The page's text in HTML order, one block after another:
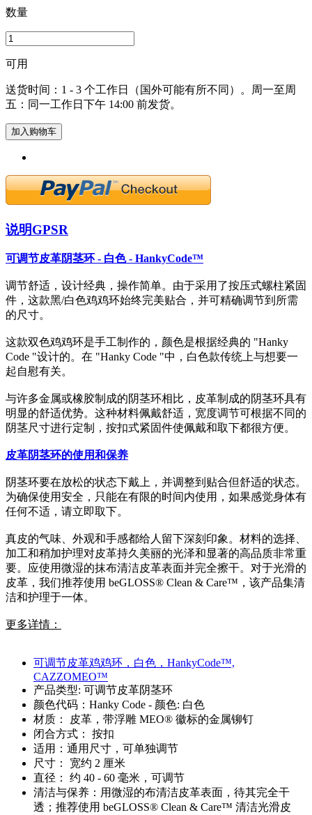
数量
可用
送货时间：1 - 3 个工作日（国外可能有所不同）。周一至周
五：同一工作日下午 14:00 前发货。
加入购物车
说明GPSR
可调节皮革阴茎环 - 白色 - HankyCode™
调节舒适，设计经典，操作简单。由于采用了按压式螺柱紧固
件，这款黑/白色鸡鸡环始终完美贴合，并可精确调节到所需
的尺寸。
这款双色鸡鸡环是手工制作的，颜色是根据经典的 "Hanky
Code "设计的。在 "Hanky Code "中，白色款传统上与想要一
起自慰有关。
与许多金属或橡胶制成的阴茎环相比，皮革制成的阴茎环具有
明显的舒适优势。这种材料佩戴舒适，宽度调节可根据不同的
阴茎尺寸进行定制，按扣式紧固件使佩戴和取下都很方便。
皮革阴茎环的使用和保养
阴茎环要在放松的状态下戴上，并调整到贴合但舒适的状态。
为确保使用安全，只能在有限的时间内使用，如果感觉身体有
任何不适，请立即取下。
真皮的气味、外观和手感都给人留下深刻印象。材料的选择、
加工和稍加护理对皮革持久美丽的光泽和显著的高品质非常重
要。应使用微湿的抹布清洁皮革表面并完全擦干。对于光滑的
皮革，我们推荐使用 beGLOSS® Clean & Care™，该产品集清
洁和护理于一体。
更多详情：
可调节皮革鸡鸡环，白色，HankyCode™,
CAZZOMEO™
产品类型: 可调节皮革阴茎环
颜色代码：Hanky Code - 颜色: 白色
材质： 皮革，带浮雕 MEO® 徽标的金属铆钉
闭合方式： 按扣
适用：通用尺寸，可单独调节
尺寸： 宽约 2 厘米
直径： 约 40 - 60 毫米，可调节
清洁与保养：用微湿的布清洁皮革表面，待其完全干
透；推荐使用 beGLOSS® Clean & Care™ 清洁光滑皮